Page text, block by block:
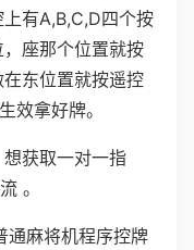
有A,B,C,D四个按
座那个位置就按
东位置就按遥控
效拿好牌。
获取一对一指
。
通麻将机程序控牌